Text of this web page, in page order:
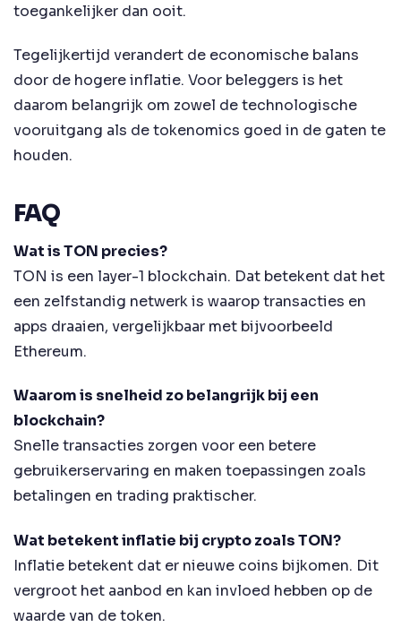
toegankelijker dan ooit.
Tegelijkertijd verandert de economische balans
door de hogere inflatie. Voor beleggers is het
daarom belangrijk om zowel de technologische
vooruitgang als de tokenomics goed in de gaten te
houden.
FAQ
Wat is TON precies?
TON is een layer-1 blockchain. Dat betekent dat het
een zelfstandig netwerk is waarop transacties en
apps draaien, vergelijkbaar met bijvoorbeeld
Ethereum.
Waarom is snelheid zo belangrijk bij een
blockchain?
Snelle transacties zorgen voor een betere
gebruikerservaring en maken toepassingen zoals
betalingen en trading praktischer.
Wat betekent inflatie bij crypto zoals TON?
Inflatie betekent dat er nieuwe coins bijkomen. Dit
vergroot het aanbod en kan invloed hebben op de
waarde van de token.